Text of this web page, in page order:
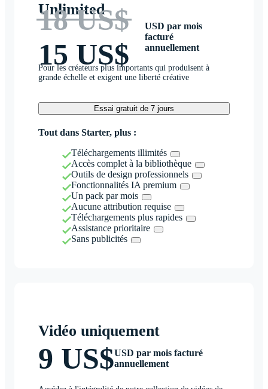
Unlimited
18 US$
15 US$
USD par mois
facturé
annuellement
Pour les créateurs plus importants qui produisent à
grande échelle et exigent une liberté créative
Essai gratuit de 7 jours
Tout dans Starter, plus :
Téléchargements illimités
Accès complet à la bibliothèque
Outils de design professionnels
Fonctionnalités IA premium
Un pack par mois
Aucune attribution requise
Téléchargements plus rapides
Assistance prioritaire
Sans publicités
Vidéo uniquement
9 US$USD par mois facturé
annuellement